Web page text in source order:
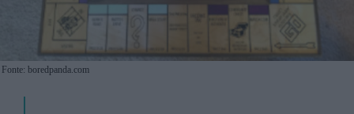
Fonte: boredpanda.com